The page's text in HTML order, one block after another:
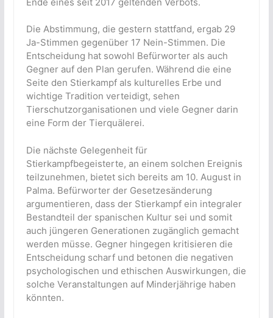
Die Abstimmung, die gestern stattfand, ergab 29
Ja-Stimmen gegenüber 17 Nein-Stimmen. Die
Entscheidung hat sowohl Befürworter als auch
Gegner auf den Plan gerufen. Während die eine
Seite den Stierkampf als kulturelles Erbe und
wichtige Tradition verteidigt, sehen
Tierschutzorganisationen und viele Gegner darin
eine Form der Tierquälerei.
Die nächste Gelegenheit für
Stierkampfbegeisterte, an einem solchen Ereignis
teilzunehmen, bietet sich bereits am 10. August in
Palma. Befürworter der Gesetzesänderung
argumentieren, dass der Stierkampf ein integraler
Bestandteil der spanischen Kultur sei und somit
auch jüngeren Generationen zugänglich gemacht
werden müsse. Gegner hingegen kritisieren die
Entscheidung scharf und betonen die negativen
psychologischen und ethischen Auswirkungen, die
solche Veranstaltungen auf Minderjährige haben
könnten.